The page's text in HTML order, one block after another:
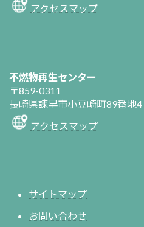
アクセスマップ
不燃物再生センター
〒859-0311
長崎県諫早市小豆崎町89番地4
アクセスマップ
サイトマップ
お問い合わせ